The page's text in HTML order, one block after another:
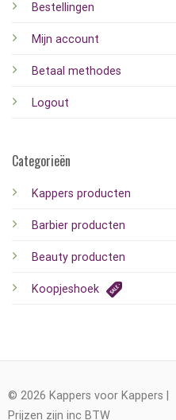
Bestellingen
Mijn account
Betaal methodes
Logout
Categorieën
Kappers producten
Barbier producten
Beauty producten
Koopjeshoek
© 2026 Kappers voor Kappers |
Prijzen zijn inc BTW